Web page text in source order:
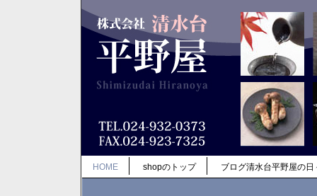
HOME shopのトップ ブログ清水台平野屋の日